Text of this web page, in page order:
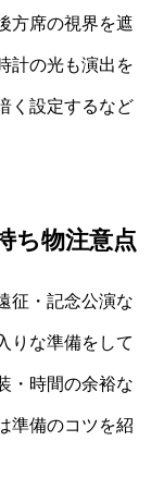
方席の視界を遮
計の光も演出を
く設定するなど
ち物注意点
征・記念公演な
りな準備をして
・時間の余裕な
準備のコツを紹